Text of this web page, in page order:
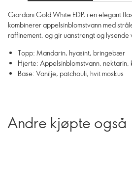
Giordani Gold White EDP, i en elegant
kombinerer appelsinblomstvann med
raffinement, og gir uanstrengt og lysende
Topp: Mandarin, hyasint, bringebær
Hjerte: Appelsinblomstvann, nektarin,
Base: Vanilje, patchouli, hvit moskus
Andre kjøpte også